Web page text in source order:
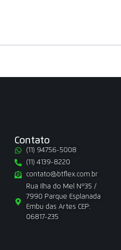
(11) 94756-5008
(11) 4139-8220
contato@btflex.com.br
Rua Ilha do Mel Nº35 /
7990 Parque Esplanada
Embu das Artes CEP:
06817-235
Contato